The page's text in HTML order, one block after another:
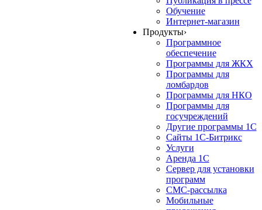
Обучение
Интернет-магазин
Продукты›
Программное
обеспечение
Программы для ЖКХ
Программы для
ломбардов
Программы для НКО
Программы для
госучреждений
Другие программы 1С
Сайты 1С-Битрикс
Услуги
Аренда 1С
Сервер для установки
программ
СМС-рассылка
Мобильные